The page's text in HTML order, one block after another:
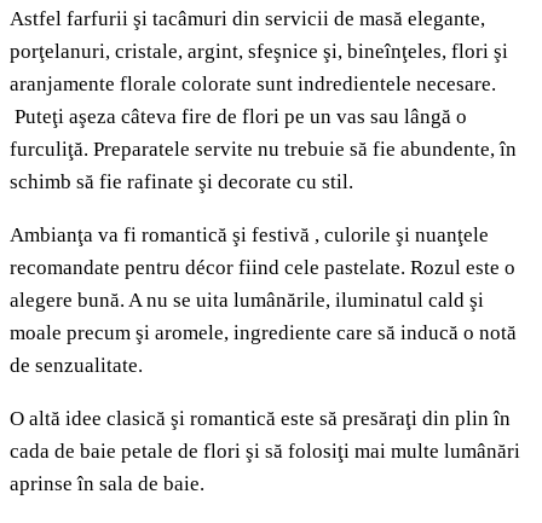
Astfel farfurii şi tacâmuri din servicii de masă elegante,
porţelanuri, cristale, argint, sfeşnice şi, bineînţeles, flori şi
aranjamente florale colorate sunt indredientele necesare.
Puteţi aşeza câteva fire de flori pe un vas sau lângă o
furculiţă. Preparatele servite nu trebuie să fie abundente, în
schimb să fie rafinate şi decorate cu stil.
Ambianţa va fi romantică şi festivă , culorile şi nuanţele
recomandate pentru décor fiind cele pastelate. Rozul este o
alegere bună. A nu se uita lumânările, iluminatul cald şi
moale precum şi aromele, ingrediente care să inducă o notă
de senzualitate.
O altă idee clasică şi romantică este să presăraţi din plin în
cada de baie petale de flori şi să folosiţi mai multe lumânări
aprinse în sala de baie.